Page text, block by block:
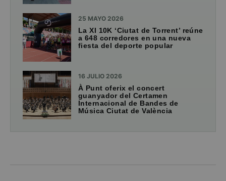
25 MAYO 2026
La XI 10K ‘Ciutat de Torrent’ reúne
a 648 corredores en una nueva
fiesta del deporte popular
16 JULIO 2026
À Punt oferix el concert
guanyador del Certamen
Internacional de Bandes de
Música Ciutat de València